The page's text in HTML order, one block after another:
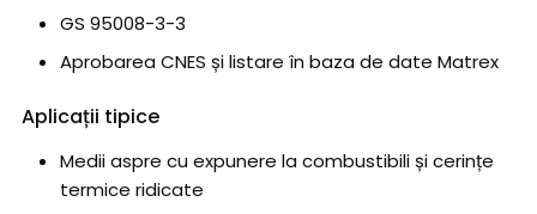
GS 95008-3-3
Aprobarea CNES și listare în baza de date Matrex
Aplicații tipice
Medii aspre cu expunere la combustibili și cerințe
termice ridicate